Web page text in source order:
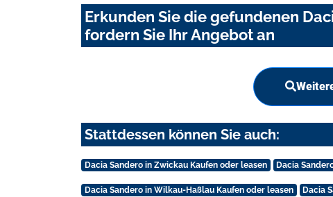
Erkunden Sie die gefundenen
fordern Sie Ihr Angebot an
Stattdessen können Sie auch:
Dacia Sandero in Zwickau Kaufen oder leasen Dacia
Dacia Sandero in Wilkau-Haßlau Kaufen oder leasen Dacia